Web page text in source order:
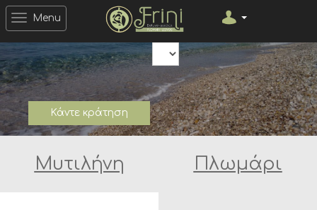
Menu Άνοιγμα ημερομηνίας
Νόμισμα
Κάντε κράτηση
Μυτιλήνη Πλωμάρι